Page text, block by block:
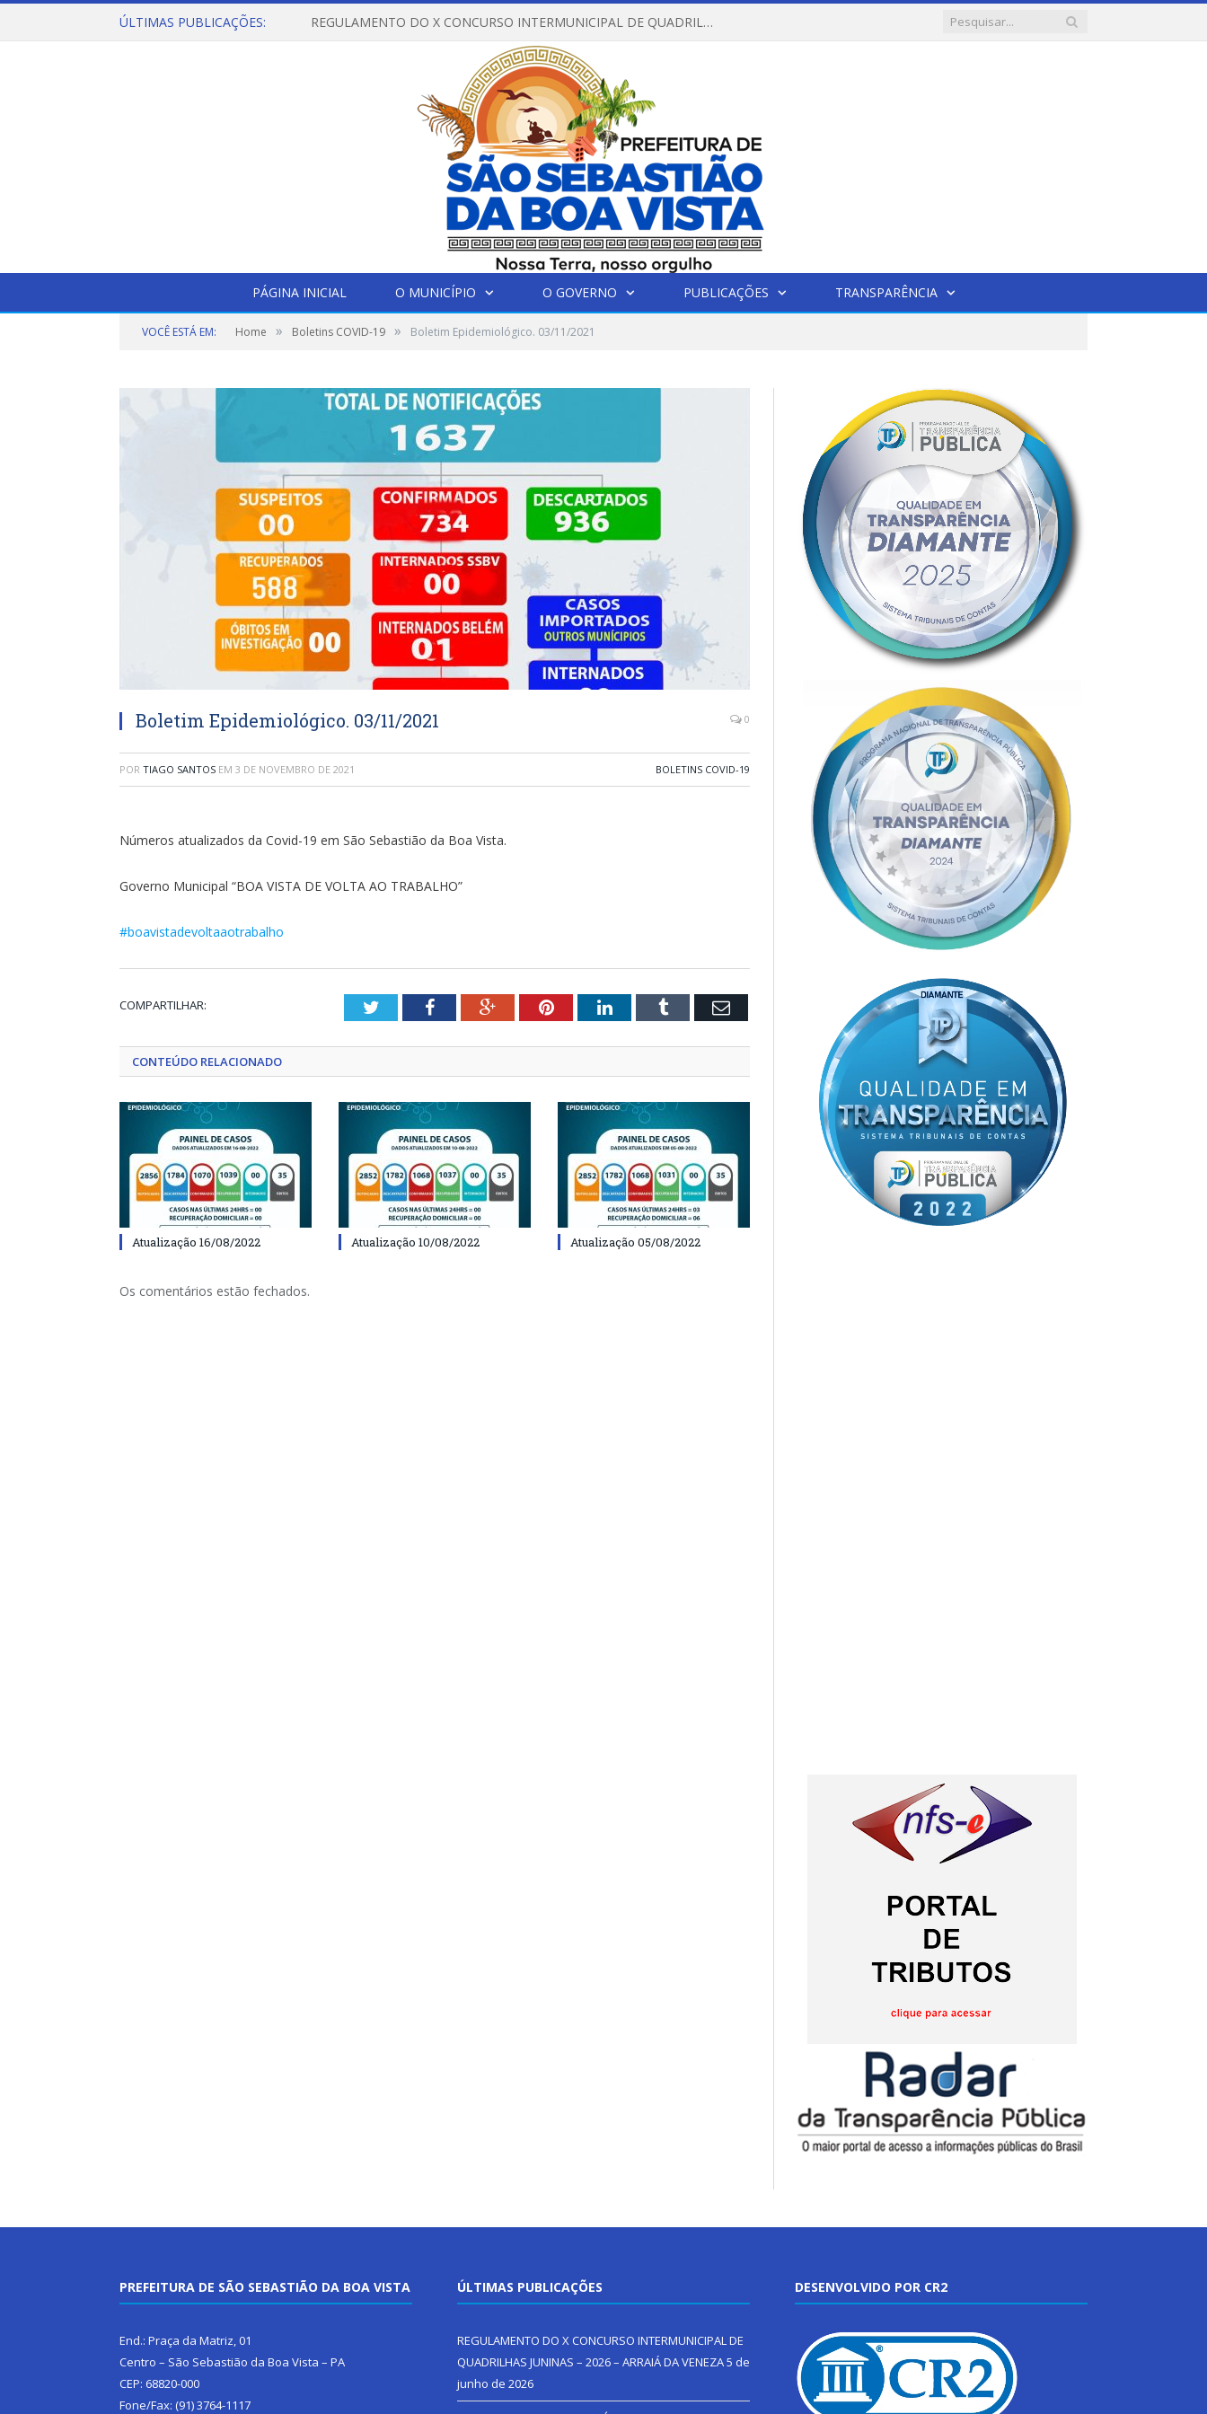
ÚLTIMAS PUBLICAÇÕES: REGULAMENTO DO X CONCURSO INTERMUNICIPAL DE QUADRILHAS JUNINAS – 2026 – ARRAIÁ DA VENEZA
PÁGINA INICIAL O MUNICÍPIO O GOVERNO PUBLICAÇÕES TRANSPARÊNCIA
VOCÊ ESTÁ EM: Home » Boletins COVID-19 » Boletim Epidemiológico. 03/11/2021
Boletim Epidemiológico. 03/11/2021 0
POR TIAGO SANTOS EM 3 DE NOVEMBRO DE 2021 BOLETINS COVID-19
Números atualizados da Covid-19 em São Sebastião da Boa Vista.
Governo Municipal “BOA VISTA DE VOLTA AO TRABALHO”
#boavistadevoltaaotrabalho
COMPARTILHAR: TwitterFacebookGoogle+PinterestLinkedInTumblr Email
CONTEÚDO RELACIONADO
Atualização 16/08/2022 Atualização 10/08/2022 Atualização 05/08/2022
Os comentários estão fechados.
PREFEITURA DE SÃO SEBASTIÃO DA BOA VISTA
End.: Praça da Matriz, 01
Centro – São Sebastião da Boa Vista – PA
CEP: 68820-000
Fone/Fax: (91) 3764-1117
ÚLTIMAS PUBLICAÇÕES
REGULAMENTO DO X CONCURSO INTERMUNICIPAL DE
QUADRILHAS JUNINAS – 2026 – ARRAIÁ DA VENEZA5 de
junho de 2026
DESENVOLVIDO POR CR2